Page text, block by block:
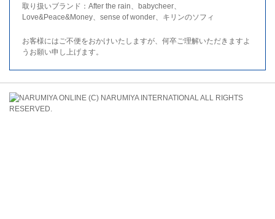
取り扱いブランド：After the rain、babycheer、
Love&Peace&Money、sense of wonder、キリンのソフィ
お客様にはご不便をおかけいたしますが、何卒ご理解いただきますよ
うお願い申し上げます。